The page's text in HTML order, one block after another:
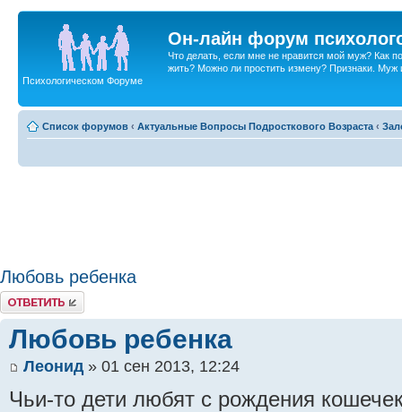
Он-лайн форум
Что делать, если мне не нравится мой муж? Как
жить? Можно ли простить измену? Признаки. Муж
Психологическом Форуме
Список форумов ‹ Актуальные Вопросы Подросткового Возраста ‹
Любовь ребенка
Ответить
Любовь ребенка
Леонид » 01 сен 2013, 12:24
Чьи-то дети любят с рождения